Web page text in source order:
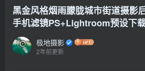
黑金风格烟雨朦胧城市街道摄影
手机滤镜PS+Lightroom预设下载
极地摄影
2年前更新